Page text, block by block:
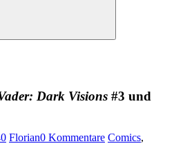
Suchen
Dark Visions #3 und
Florian0 Kommentare Comics,